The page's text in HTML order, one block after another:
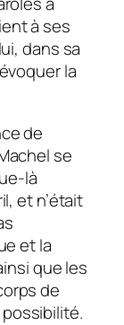
à ses
dans sa
la
de
se
là
et n’était
et la
que les
de